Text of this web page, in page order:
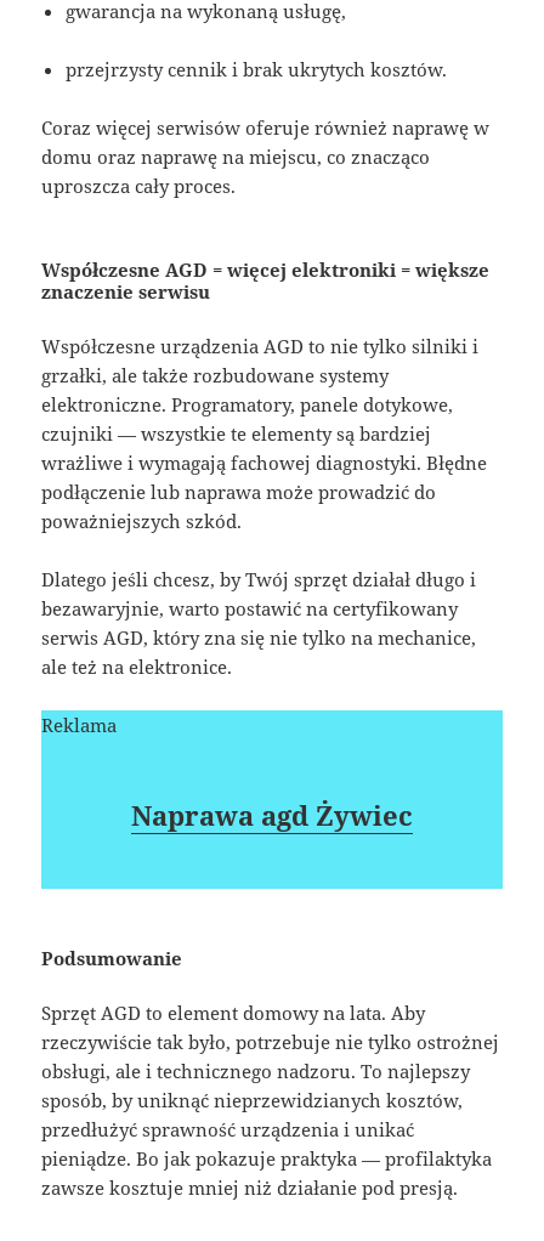
gwarancja na wykonaną usługę,
przejrzysty cennik i brak ukrytych kosztów.
Coraz więcej serwisów oferuje również naprawę w
domu oraz naprawę na miejscu, co znacząco
uproszcza cały proces.
Współczesne AGD = więcej elektroniki = większe
znaczenie serwisu
Współczesne urządzenia AGD to nie tylko silniki i
grzałki, ale także rozbudowane systemy
elektroniczne. Programatory, panele dotykowe,
czujniki — wszystkie te elementy są bardziej
wrażliwe i wymagają fachowej diagnostyki. Błędne
podłączenie lub naprawa może prowadzić do
poważniejszych szkód.
Dlatego jeśli chcesz, by Twój sprzęt działał długo i
bezawaryjnie, warto postawić na certyfikowany
serwis AGD, który zna się nie tylko na mechanice,
ale też na elektronice.
Reklama
Naprawa agd Żywiec
Podsumowanie
Sprzęt AGD to element domowy na lata. Aby
rzeczywiście tak było, potrzebuje nie tylko ostrożnej
obsługi, ale i technicznego nadzoru. To najlepszy
sposób, by uniknąć nieprzewidzianych kosztów,
przedłużyć sprawność urządzenia i unikać
pieniądze. Bo jak pokazuje praktyka — profilaktyka
zawsze kosztuje mniej niż działanie pod presją.